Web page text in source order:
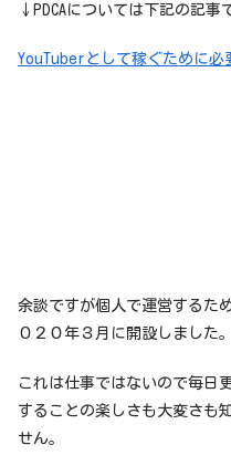
↓PDCAについては下記の記
YouTuberとして稼ぐために
余談ですが個人で運営するた
０２０年３月に開設しました。
これは仕事ではないので毎日
することの楽しさも大変さも
せん。